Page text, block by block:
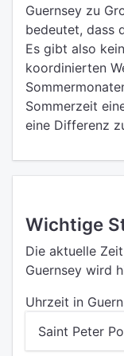
Guernsey zu
bedeutet, dass
Es gibt also
koordinierten
Sommerzeit
eine Differenz
Wichtige
Die aktuelle
Guernsey wird
Uhrzeit in
Saint Peter